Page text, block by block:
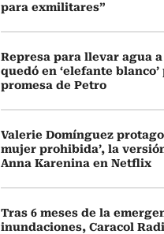
para exmilitares”
Represa para llevar agua
quedó en ‘elefante blanco’
promesa de Petro
Valerie Domínguez
mujer prohibida’, la
Anna Karenina en Netflix
Tras 6 meses de la
inundaciones, Caracol